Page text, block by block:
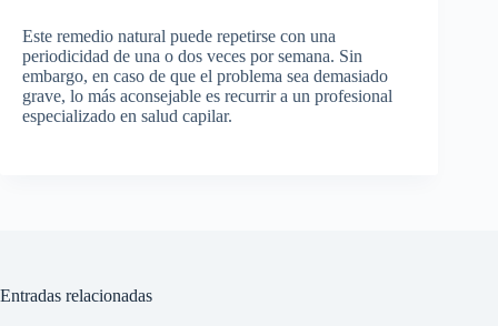
Este remedio natural puede repetirse con una
periodicidad de una o dos veces por semana. Sin
embargo, en caso de que el problema sea demasiado
grave, lo más aconsejable es recurrir a un profesional
especializado en salud capilar.
Entradas relacionadas